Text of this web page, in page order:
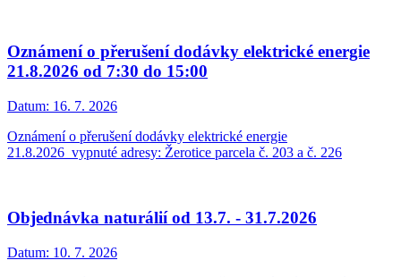
Oznámení o přerušení dodávky elektrické energie
21.8.2026 od 7:30 do 15:00
Datum: 16. 7. 2026
Oznámení o přerušení dodávky elektrické energie
21.8.2026_vypnuté adresy: Žerotice parcela č. 203 a č. 226
Objednávka naturálií od 13.7. - 31.7.2026
Datum: 10. 7. 2026